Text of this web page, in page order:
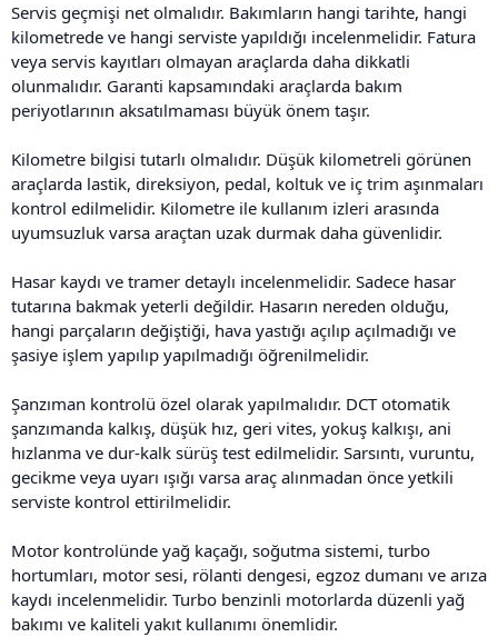
Servis geçmişi net olmalıdır. Bakımların hangi tarihte, hangi
kilometrede ve hangi serviste yapıldığı incelenmelidir. Fatura
veya servis kayıtları olmayan araçlarda daha dikkatli
olunmalıdır. Garanti kapsamındaki araçlarda bakım
periyotlarının aksatılmaması büyük önem taşır.
Kilometre bilgisi tutarlı olmalıdır. Düşük kilometreli görünen
araçlarda lastik, direksiyon, pedal, koltuk ve iç trim aşınmaları
kontrol edilmelidir. Kilometre ile kullanım izleri arasında
uyumsuzluk varsa araçtan uzak durmak daha güvenlidir.
Hasar kaydı ve tramer detaylı incelenmelidir. Sadece hasar
tutarına bakmak yeterli değildir. Hasarın nereden olduğu,
hangi parçaların değiştiği, hava yastığı açılıp açılmadığı ve
şasiye işlem yapılıp yapılmadığı öğrenilmelidir.
Şanzıman kontrolü özel olarak yapılmalıdır. DCT otomatik
şanzımanda kalkış, düşük hız, geri vites, yokuş kalkışı, ani
hızlanma ve dur-kalk sürüş test edilmelidir. Sarsıntı, vuruntu,
gecikme veya uyarı ışığı varsa araç alınmadan önce yetkili
serviste kontrol ettirilmelidir.
Motor kontrolünde yağ kaçağı, soğutma sistemi, turbo
hortumları, motor sesi, rölanti dengesi, egzoz dumanı ve arıza
kaydı incelenmelidir. Turbo benzinli motorlarda düzenli yağ
bakımı ve kaliteli yakıt kullanımı önemlidir.